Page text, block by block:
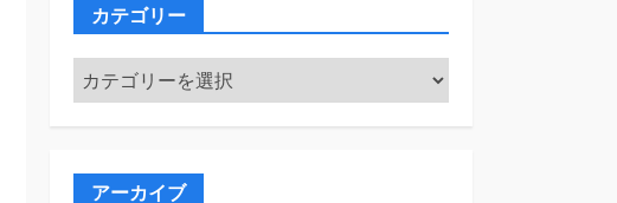
カテゴリー
カ
テ
ゴ
アーカイブ